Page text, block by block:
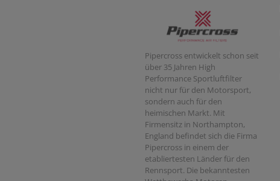
Pipercross entwickelt schon seit
über 35 Jahren High
Performance Sportluftfilter
nicht nur für den Motorsport,
sondern auch für den
heimischen Markt. Mit
Firmensitz in Northampton,
England befindet sich die Firma
Pipercross in einem der
etabliertesten Länder für den
Rennsport. Die bekanntesten